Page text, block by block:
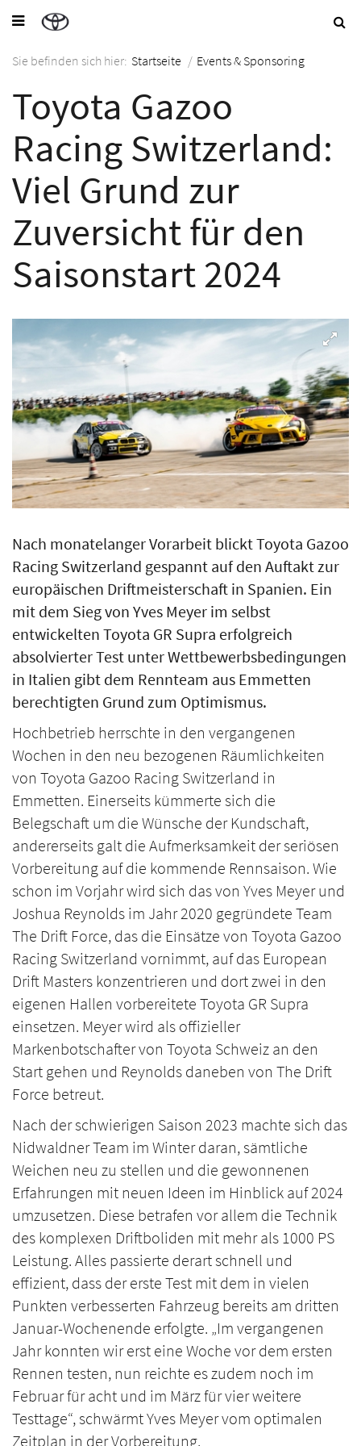
Sie befinden sich hier: Startseite / Events & Sponsoring
Toyota Gazoo
Racing Switzerland:
Viel Grund zur
Zuversicht für den
Saisonstart 2024
Nach monatelanger Vorarbeit blickt Toyota Gazoo
Racing Switzerland gespannt auf den Auftakt zur
europäischen Driftmeisterschaft in Spanien. Ein
mit dem Sieg von Yves Meyer im selbst
entwickelten Toyota GR Supra erfolgreich
absolvierter Test unter Wettbewerbsbedingungen
in Italien gibt dem Rennteam aus Emmetten
berechtigten Grund zum Optimismus.
Hochbetrieb herrschte in den vergangenen
Wochen in den neu bezogenen Räumlichkeiten
von Toyota Gazoo Racing Switzerland in
Emmetten. Einerseits kümmerte sich die
Belegschaft um die Wünsche der Kundschaft,
andererseits galt die Aufmerksamkeit der seriösen
Vorbereitung auf die kommende Rennsaison. Wie
schon im Vorjahr wird sich das von Yves Meyer und
Joshua Reynolds im Jahr 2020 gegründete Team
The Drift Force, das die Einsätze von Toyota Gazoo
Racing Switzerland vornimmt, auf das European
Drift Masters konzentrieren und dort zwei in den
eigenen Hallen vorbereitete Toyota GR Supra
einsetzen. Meyer wird als offizieller
Markenbotschafter von Toyota Schweiz an den
Start gehen und Reynolds daneben von The Drift
Force betreut.
Nach der schwierigen Saison 2023 machte sich das
Nidwaldner Team im Winter daran, sämtliche
Weichen neu zu stellen und die gewonnenen
Erfahrungen mit neuen Ideen im Hinblick auf 2024
umzusetzen. Diese betrafen vor allem die Technik
des komplexen Driftboliden mit mehr als 1000 PS
Leistung. Alles passierte derart schnell und
effizient, dass der erste Test mit dem in vielen
Punkten verbesserten Fahrzeug bereits am dritten
Januar-Wochenende erfolgte. „Im vergangenen
Jahr konnten wir erst eine Woche vor dem ersten
Rennen testen, nun reichte es zudem noch im
Februar für acht und im März für vier weitere
Testtage“, schwärmt Yves Meyer vom optimalen
Zeitplan in der Vorbereitung.